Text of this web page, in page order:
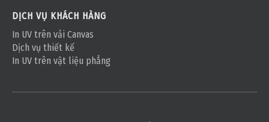
DỊCH VỤ KHÁCH HÀNG
In UV trên vải Canvas
Dịch vụ thiết kế
In UV trên vật liệu phẳng